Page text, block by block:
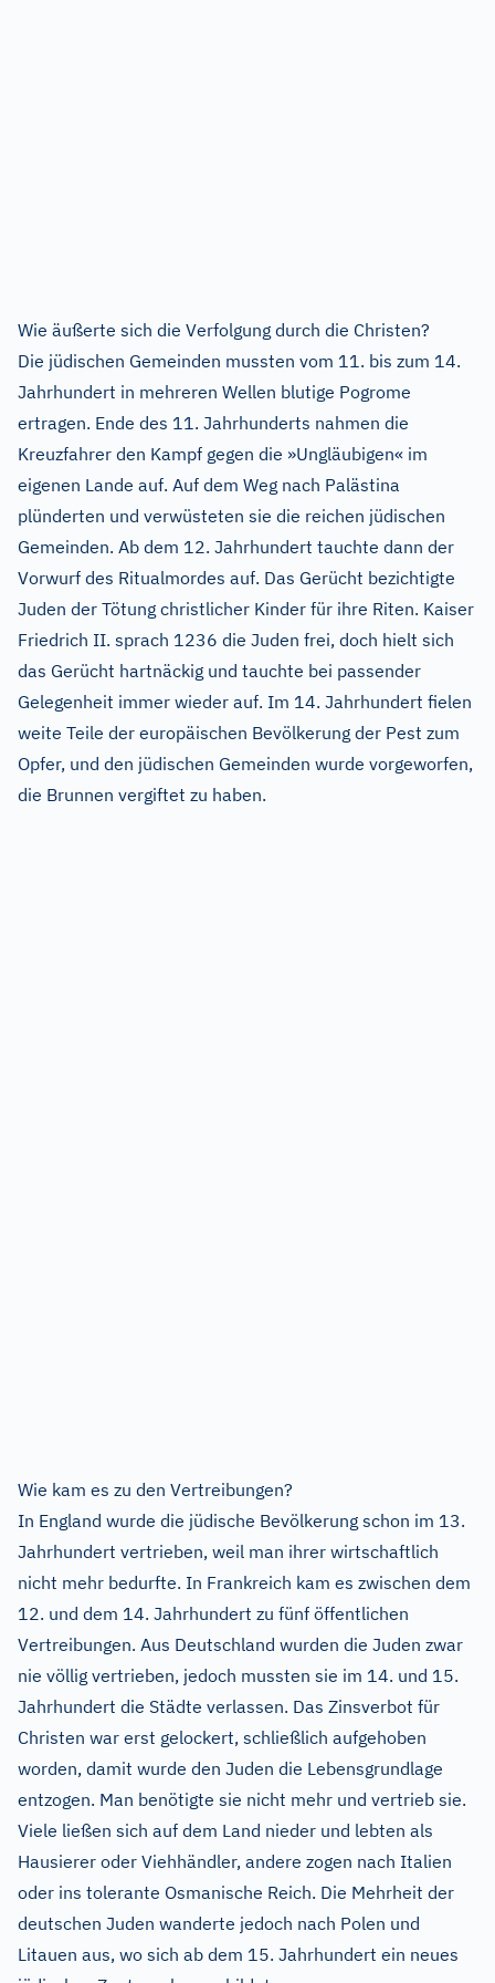
Wie äußerte sich die Verfolgung durch die Christen?
Die jüdischen Gemeinden mussten vom 11. bis zum 14.
Jahrhundert in mehreren Wellen blutige Pogrome
ertragen. Ende des 11. Jahrhunderts nahmen die
Kreuzfahrer den Kampf gegen die »Ungläubigen« im
eigenen Lande auf. Auf dem Weg nach Palästina
plünderten und verwüsteten sie die reichen jüdischen
Gemeinden. Ab dem 12. Jahrhundert tauchte dann der
Vorwurf des Ritualmordes auf. Das Gerücht bezichtigte
Juden der Tötung christlicher Kinder für ihre Riten. Kaiser
Friedrich II. sprach 1236 die Juden frei, doch hielt sich
das Gerücht hartnäckig und tauchte bei passender
Gelegenheit immer wieder auf. Im 14. Jahrhundert fielen
weite Teile der europäischen Bevölkerung der Pest zum
Opfer, und den jüdischen Gemeinden wurde vorgeworfen,
die Brunnen vergiftet zu haben.
Wie kam es zu den Vertreibungen?
In England wurde die jüdische Bevölkerung schon im 13.
Jahrhundert vertrieben, weil man ihrer wirtschaftlich
nicht mehr bedurfte. In Frankreich kam es zwischen dem
12. und dem 14. Jahrhundert zu fünf öffentlichen
Vertreibungen. Aus Deutschland wurden die Juden zwar
nie völlig vertrieben, jedoch mussten sie im 14. und 15.
Jahrhundert die Städte verlassen. Das Zinsverbot für
Christen war erst gelockert, schließlich aufgehoben
worden, damit wurde den Juden die Lebensgrundlage
entzogen. Man benötigte sie nicht mehr und vertrieb sie.
Viele ließen sich auf dem Land nieder und lebten als
Hausierer oder Viehhändler, andere zogen nach Italien
oder ins tolerante Osmanische Reich. Die Mehrheit der
deutschen Juden wanderte jedoch nach Polen und
Litauen aus, wo sich ab dem 15. Jahrhundert ein neues